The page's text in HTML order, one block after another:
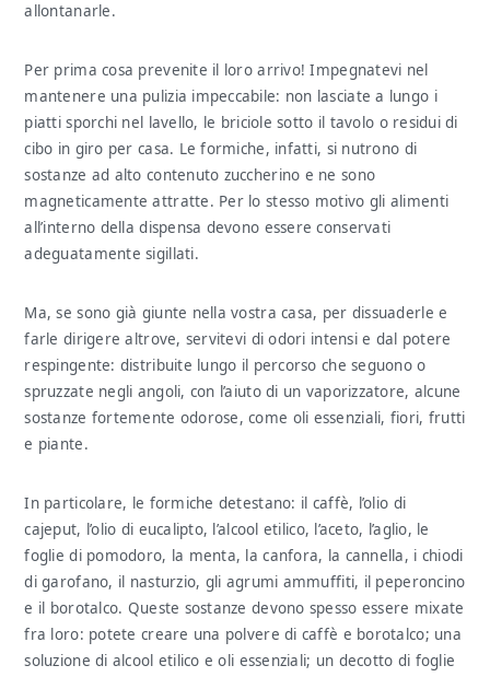
allontanarle.
Per prima cosa prevenite il loro arrivo! Impegnatevi nel
mantenere una pulizia impeccabile: non lasciate a lungo i
piatti sporchi nel lavello, le briciole sotto il tavolo o residui di
cibo in giro per casa. Le formiche, infatti, si nutrono di
sostanze ad alto contenuto zuccherino e ne sono
magneticamente attratte. Per lo stesso motivo gli alimenti
all’interno della dispensa devono essere conservati
adeguatamente sigillati.
Ma, se sono già giunte nella vostra casa, per dissuaderle e
farle dirigere altrove, servitevi di odori intensi e dal potere
respingente: distribuite lungo il percorso che seguono o
spruzzate negli angoli, con l’aiuto di un vaporizzatore, alcune
sostanze fortemente odorose, come oli essenziali, fiori, frutti
e piante.
In particolare, le formiche detestano: il caffè, l’olio di
cajeput, l’olio di eucalipto, l’alcool etilico, l’aceto, l’aglio, le
foglie di pomodoro, la menta, la canfora, la cannella, i chiodi
di garofano, il nasturzio, gli agrumi ammuffiti, il peperoncino
e il borotalco. Queste sostanze devono spesso essere mixate
fra loro: potete creare una polvere di caffè e borotalco; una
soluzione di alcool etilico e oli essenziali; un decotto di foglie